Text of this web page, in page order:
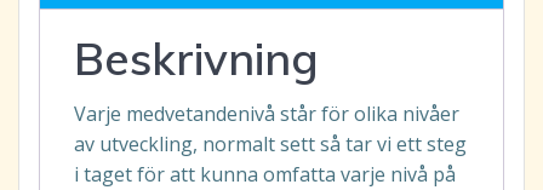
via
Zoom:
Kursbetalning
mängd
Beskrivning
Varje medvetandenivå står för olika nivåer
av utveckling, normalt sett så tar vi ett steg
i taget för att kunna omfatta varje nivå på